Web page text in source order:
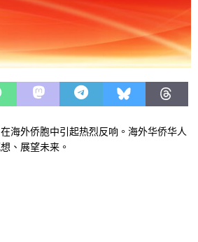
海外侨胞中引起热烈反响。海外华侨华人
、展望未来。